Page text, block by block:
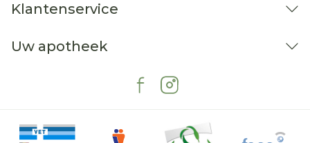
Klantenservice
Uw apotheek